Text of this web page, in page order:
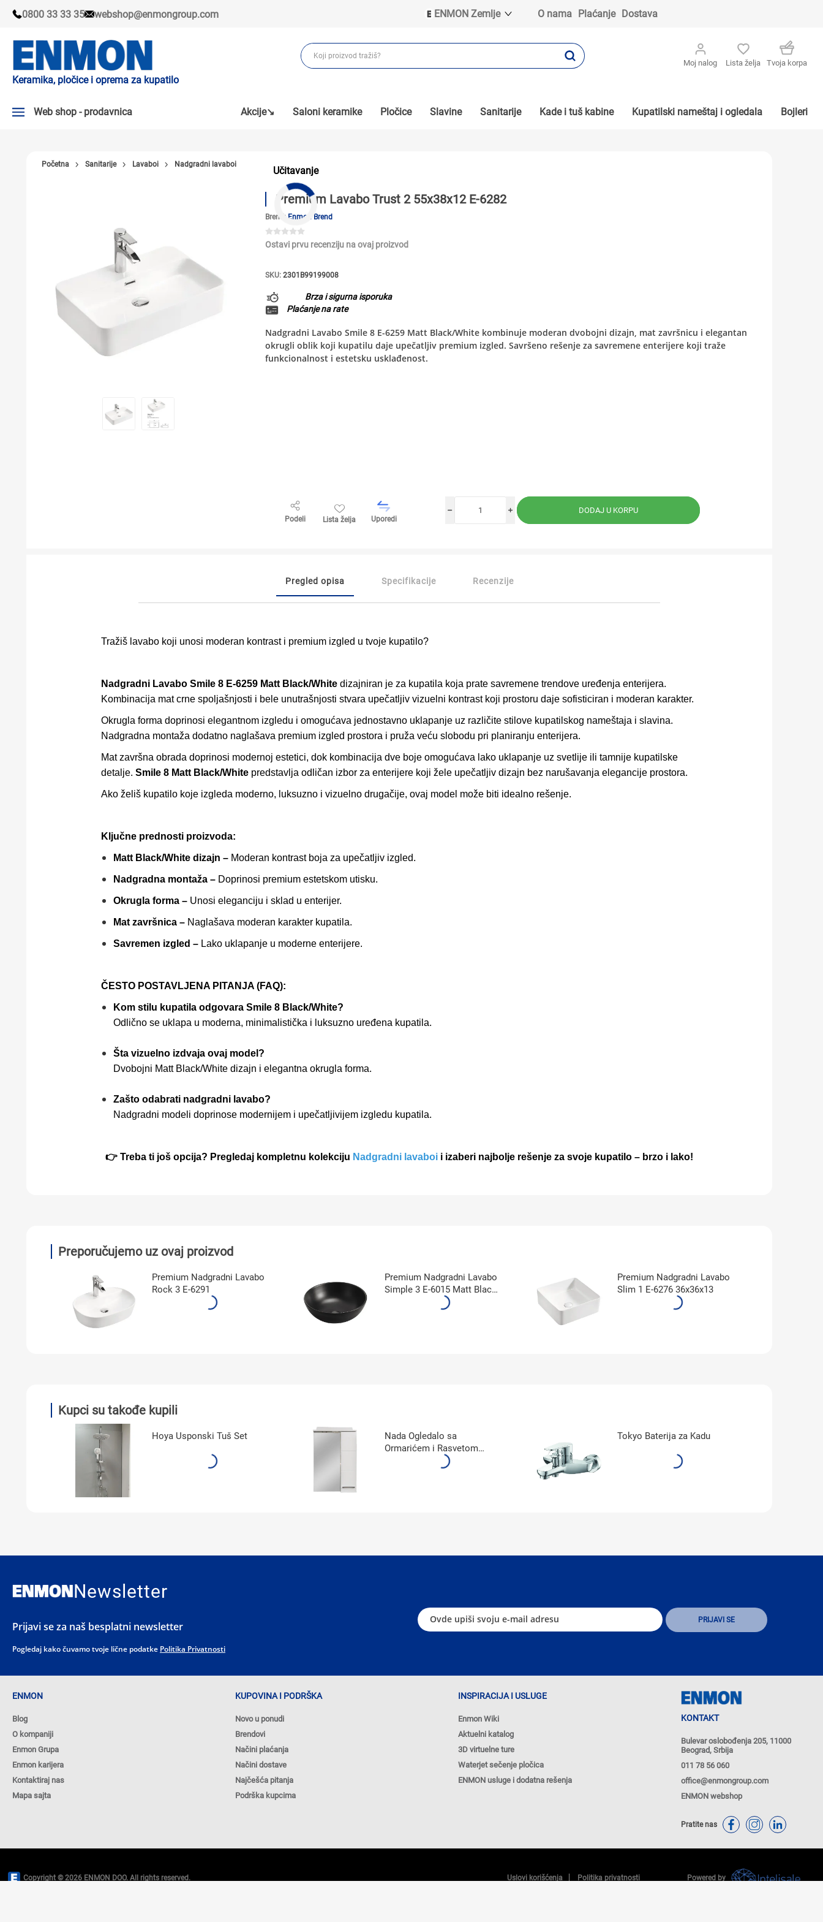
0800 33 33 35 webshop@enmongroup.com
ENMON Zemlje
ENMON BIH
ENMON MKD
O nama Plaćanje Dostava
Keramika, pločice i oprema za kupatilo
Moj nalog Lista želja Tvoja korpa
Web shop - prodavnica
PLOČICE
PODNE I ZIDNE OBLOGE
ALATI ZA KERAMIKU
Akcije↘ Saloni keramike Pločice Slavine Sanitarije Kade i tuš kabine Kupatilski nameštaj i ogledala Bojleri
Učitavanje
Početna Sanitarije Lavaboi Nadgradni lavaboi
Premium Lavabo Trust 2 55x38x12 E-6282
Brend: Enmon Brend
Ostavi prvu recenziju na ovaj proizvod
SKU: 2301B99199008
Brza i sigurna isporuka
Plaćanje na rate
Nadgradni Lavabo Smile 8 E-6259 Matt Black/White kombinuje moderan dvobojni dizajn, mat završnicu i elegantan
okrugli oblik koji kupatilu daje upečatljiv premium izgled. Savršeno rešenje za savremene enterijere koji traže
funkcionalnost i estetsku usklađenost.
Podeli Lista želja Uporedi
i
h
Pregled opisa Specifikacije Recenzije
Tražiš lavabo koji unosi moderan kontrast i premium izgled u tvoje kupatilo?
Nadgradni Lavabo Smile 8 E-6259 Matt Black/Whitedizajniran je za kupatila koja prate savremene trendove uređenja enterijera.
Kombinacija mat crne spoljašnjosti i bele unutrašnjosti stvara upečatljiv vizuelni kontrast koji prostoru daje sofisticiran i moderan karakter.
Okrugla forma doprinosi elegantnom izgledu i omogućava jednostavno uklapanje uz različite stilove kupatilskog nameštaja i slavina.
Nadgradna montaža dodatno naglašava premium izgled prostora i pruža veću slobodu pri planiranju enterijera.
Mat završna obrada doprinosi modernoj estetici, dok kombinacija dve boje omogućava lako uklapanje uz svetlije ili tamnije kupatilske
detalje. Smile 8 Matt Black/Whitepredstavlja odličan izbor za enterijere koji žele upečatljiv dizajn bez narušavanja elegancije prostora.
Ako želiš kupatilo koje izgleda moderno, luksuzno i vizuelno drugačije, ovaj model može biti idealno rešenje.
Ključne prednosti proizvoda:
Matt Black/White dizajn –Moderan kontrast boja za upečatljiv izgled.
Nadgradna montaža –Doprinosi premium estetskom utisku.
Okrugla forma –Unosi eleganciju i sklad u enterijer.
Mat završnica –Naglašava moderan karakter kupatila.
Savremen izgled –Lako uklapanje u moderne enterijere.
ČESTO POSTAVLJENA PITANJA (FAQ):
Kom stilu kupatila odgovara Smile 8 Black/White?
Odlično se uklapa u moderna, minimalistička i luksuzno uređena kupatila.
Šta vizuelno izdvaja ovaj model?
Dvobojni Matt Black/White dizajn i elegantna okrugla forma.
Zašto odabrati nadgradni lavabo?
Nadgradni modeli doprinose modernijem i upečatljivijem izgledu kupatila.
👉 Treba ti još opcija? Pregledaj kompletnu kolekciju Nadgradni lavaboi i izaberi najbolje rešenje za svoje kupatilo – brzo i lako!
Preporučujemo uz ovaj proizvod
Premium Nadgradni Lavabo
Rock 3 E-6291
Premium Nadgradni Lavabo
Simple 3 E-6015 Matt Black
Premium Nadgradni Lavabo
Slim 1 E-6276 36x36x13
Kupci su takođe kupili
Hoya Usponski Tuš Set
Nada Ogledalo sa
Ormarićem i Rasvetom
Tokyo Baterija za Kadu
Newsletter
Prijavi se za naš besplatni newsletter
Pogledaj kako čuvamo tvoje lične podatke Politika Privatnosti
ENMON
Blog
O kompaniji
Enmon Grupa
Enmon karijera
Kontaktiraj nas
Mapa sajta
KUPOVINA I PODRŠKA
Novo u ponudi
Brendovi
Načini plaćanja
Načini dostave
Najčešća pitanja
Podrška kupcima
INSPIRACIJA I USLUGE
Enmon Wiki
Aktuelni katalog
3D virtuelne ture
Waterjet sečenje pločica
ENMON usluge i dodatna rešenja
KONTAKT
Bulevar oslobođenja 205, 11000
Beograd, Srbija
011 78 56 060
office@enmongroup.com
ENMON webshop
Pratite nas
Copyright © 2026 ENMON DOO. All rights reserved. Uslovi korišćenja Politika privatnosti Powered by